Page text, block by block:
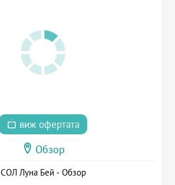
виж офертата
Обзор
СОЛ Луна Бей - Обзор